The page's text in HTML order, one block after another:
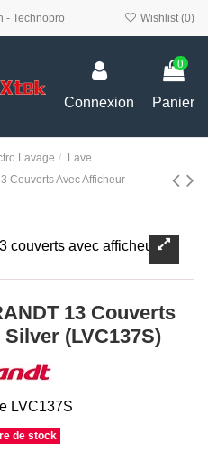
- Technopro Wishlist (0)
Connexion
0
Panier
Lavage
Lave
Couverts Avec Afficheur -
13 Couverts
(LVC137S)
LVC137S
de stock